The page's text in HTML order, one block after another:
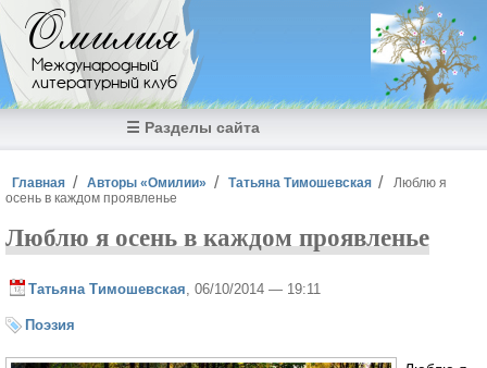
Перейти к основному содержанию
Омилия
Международный
литературный клуб
☰ Разделы сайта
Вы здесь
Главная Авторы «Омилии» Татьяна Тимошевская
Люблю я
осень в каждом проявленье
Люблю я осень в каждом проявленье
Татьяна Тимошевская , 06/10/2014 — 19:11
Поэзия